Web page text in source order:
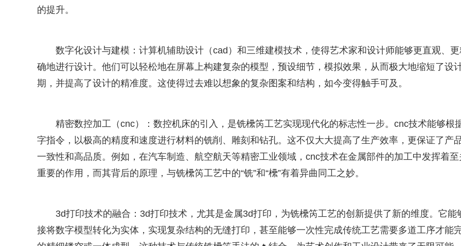
的提升。
数字化设计与建模：计算机辅助设计（cad）和三维建模技术，使得艺术家和设计师能够更直观、
确地进行设计。他们可以轻松地在屏幕上构建复杂的模型，预设细节，模拟效果，从而极大地缩短了设
期，并提高了设计的精准度。这使得过去难以想象的复杂图案和结构，如今变得触手可及。
精密数控加工（cnc）：数控机床的引入，是铣欙笍工艺实现现代化的标志性一步。cnc技术能够根
字指令，以极高的精度和速度进行材料的铣削、雕刻和钻孔。这不仅大大提高了生产效率，更保证了产
一致性和高品质。例如，在汽车制造、航空航天等精密工业领域，cnc技术在金属部件的加工中发挥着至
重要的作用，而其背后的原理，与铣欙笍工艺中的“铣”和“欙”有着异曲同工之妙。
3d打印技术的融合：3d打印技术，尤其是金属3d打印，为铣欙笍工艺的创新提供了新的维度。它能
接将数字模型转化为实体，实现复杂结构的无缝打印，甚至能够一次性完成传统工艺需要多道工序才能